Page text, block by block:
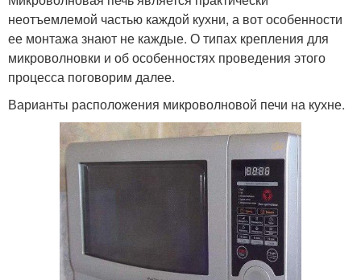
неотъемлемой частью каждой кухни, а вот особенности
ее монтажа знают не каждые. О типах крепления для
микроволновки и об особенностях проведения этого
процесса поговорим далее.
Варианты расположения микроволновой печи на кухне.